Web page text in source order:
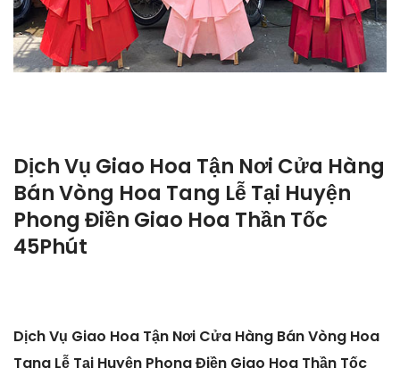
Dịch Vụ Giao Hoa Tận Nơi Cửa Hàng
Bán Vòng Hoa Tang Lễ Tại Huyện
Phong Điền Giao Hoa Thần Tốc
45Phút
Dịch Vụ Giao Hoa Tận Nơi Cửa Hàng Bán Vòng Hoa
Tang Lễ Tại Huyện Phong Điền Giao Hoa Thần Tốc